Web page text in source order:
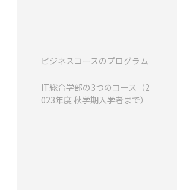
ビジネスコースのプログラム
IT総合学部の3つのコース（2
023年度 秋学期入学者まで）